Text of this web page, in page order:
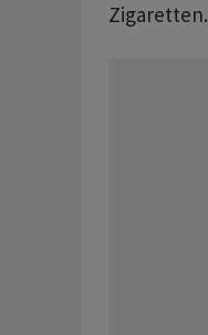
Zigaretten.